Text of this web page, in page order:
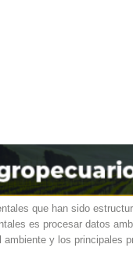
que han sido
es procesar datos
y los principales